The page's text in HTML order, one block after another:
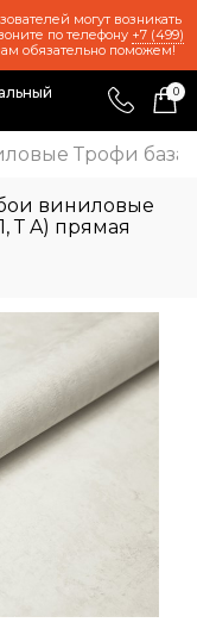
могут возникать
по телефону +7 (499)
обязательно поможем!
0
Трофи база,
виниловые
Т A) прямая